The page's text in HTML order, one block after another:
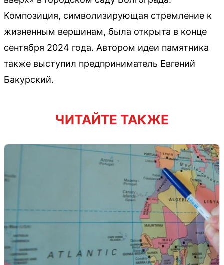
Композиция, символизирующая стремление к
жизненным вершинам, была открыта в конце
сентября 2024 года. Автором идеи памятника
также выступил предприниматель Евгений
Бакурский.
ЧИТАЙТЕ ТАКЖЕ